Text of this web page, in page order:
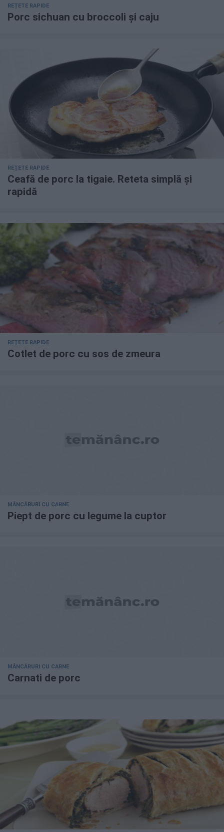
REȚETE RAPIDE
Porc sichuan cu broccoli și caju
REȚETE RAPIDE
Ceafă de porc la tigaie. Reteta simplă și
rapidă
REȚETE RAPIDE
Cotlet de porc cu sos de zmeura
MÂNCĂRURI CU CARNE
Piept de porc cu legume la cuptor
MÂNCĂRURI CU CARNE
Carnati de porc